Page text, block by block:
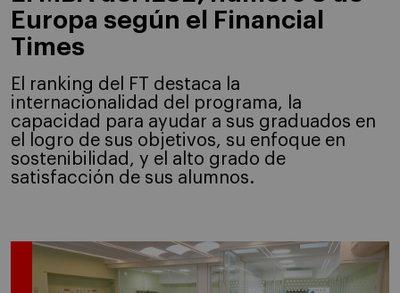
Europa según el Financial
Times
El ranking del FT destaca la
internacionalidad del programa, la
capacidad para ayudar a sus graduados en
el logro de sus objetivos, su enfoque en
sostenibilidad, y el alto grado de
satisfacción de sus alumnos.